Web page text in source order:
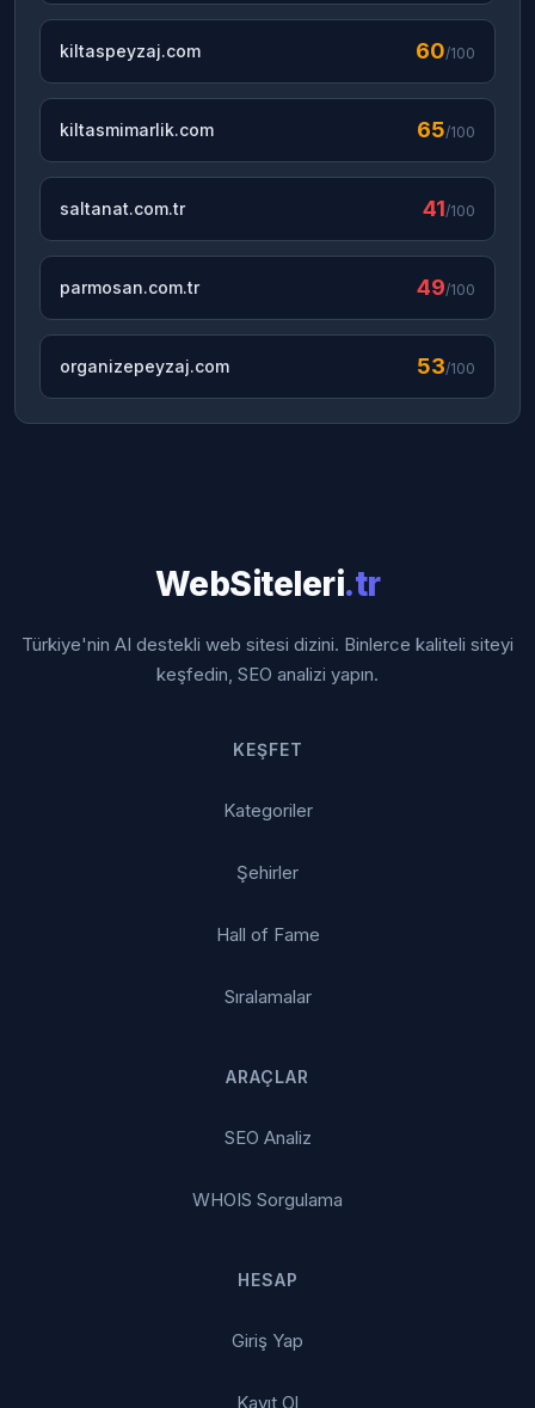
kiltaspeyzaj.com 60/100
kiltasmimarlik.com 65/100
saltanat.com.tr 41/100
parmosan.com.tr 49/100
organizepeyzaj.com 53/100
WebSiteleri.tr
Türkiye'nin AI destekli web sitesi dizini. Binlerce kaliteli siteyi
keşfedin, SEO analizi yapın.
KEŞFET
Kategoriler
Şehirler
Hall of Fame
Sıralamalar
ARAÇLAR
SEO Analiz
WHOIS Sorgulama
HESAP
Giriş Yap
Kayıt Ol